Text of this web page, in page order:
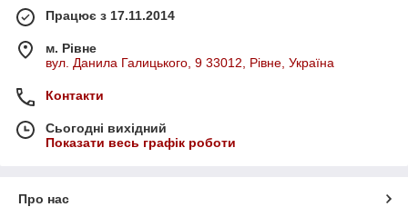
Працює з 17.11.2014
м. Рівне
вул. Данила Галицького, 9 33012, Рівне, Україна
Контакти
Сьогодні вихідний
Показати весь графік роботи
Про нас